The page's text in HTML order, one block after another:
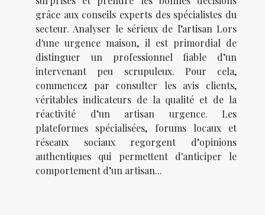
grâce aux conseils experts des spécialistes du
secteur. Analyser le sérieux de l’artisan Lors
d'une urgence maison, il est primordial de
distinguer un professionnel fiable d’un
intervenant peu scrupuleux. Pour cela,
commencez par consulter les avis clients,
véritables indicateurs de la qualité et de la
réactivité d’un artisan urgence. Les
plateformes spécialisées, forums locaux et
réseaux sociaux regorgent d’opinions
authentiques qui permettent d'anticiper le
comportement d’un artisan...